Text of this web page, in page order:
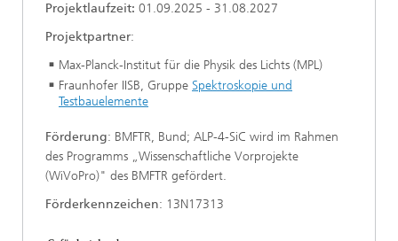
Projektlaufzeit: 01.09.2025 - 31.08.2027
Projektpartner:
Max-Planck-Institut für die Physik des Lichts (MPL)
Fraunhofer IISB, Gruppe Spektroskopie und
Testbauelemente
Förderung: BMFTR, Bund; ALP-4-SiC wird im Rahmen
des Programms „Wissenschaftliche Vorprojekte
(WiVoPro)" des BMFTR gefördert.
Förderkennzeichen: 13N17313